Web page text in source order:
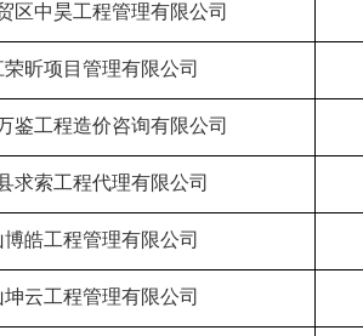
区中昊工程管理有限公司
荣昕项目管理有限公司
鉴工程造价咨询有限公司
求索工程代理有限公司
博皓工程管理有限公司
坤云工程管理有限公司